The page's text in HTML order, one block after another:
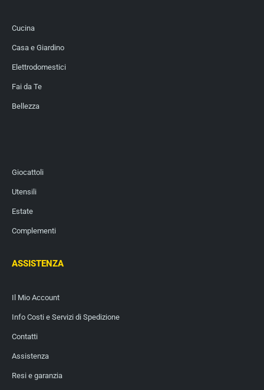
Cucina
Casa e Giardino
Elettrodomestici
Fai da Te
Bellezza
Giocattoli
Utensili
Estate
Complementi
ASSISTENZA
Il Mio Account
Info Costi e Servizi di Spedizione
Contatti
Assistenza
Resi e garanzia